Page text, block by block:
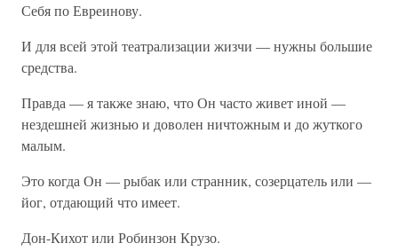
Себя по Евреинову.
И для всей этой театрализации жизчи — нужны большие
средства.
Правда — я также знаю, что Он часто живет иной —
нездешней жизнью и доволен ничтожным и до жуткого
малым.
Это когда Он — рыбак или странник, созерцатель или —
йог, отдающий что имеет.
Дон-Кихот или Робинзон Крузо.